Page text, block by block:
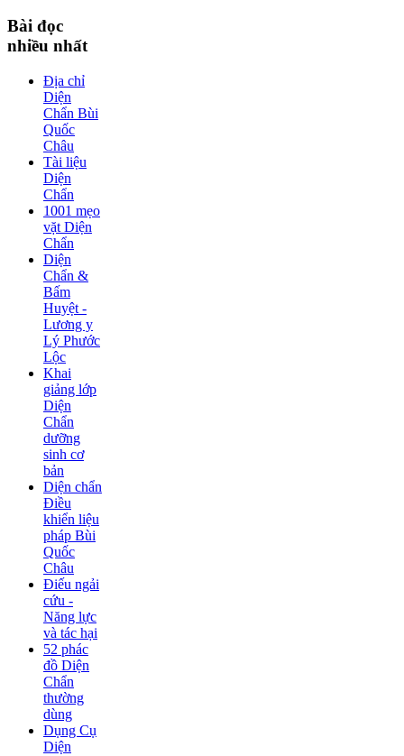
Bài đọc
nhiều nhất
Địa chỉ
Diện
Chẩn Bùi
Quốc
Châu
Tài liệu
Diện
Chẩn
1001 mẹo
vặt Diện
Chẩn
Diện
Chẩn &
Bấm
Huyệt -
Lương y
Lý Phước
Lộc
Khai
giảng lớp
Diện
Chẩn
dưỡng
sinh cơ
bản
Diện chẩn
Điều
khiển liệu
pháp Bùi
Quốc
Châu
Điếu ngải
cứu -
Năng lực
và tác hại
52 phác
đồ Diện
Chẩn
thường
dùng
Dụng Cụ
Diện